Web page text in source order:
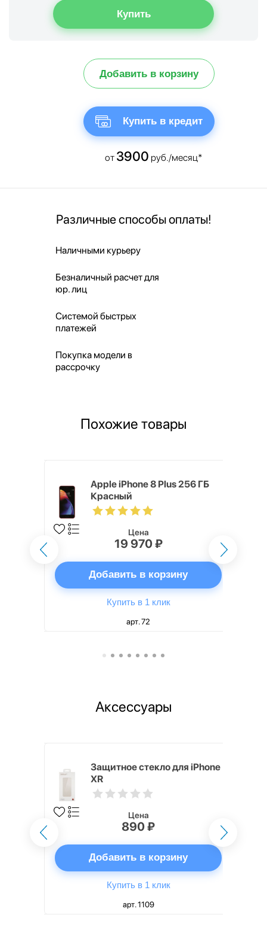
Добавить в корзину
Купить в кредит
от 3900 руб./месяц*
Различные способы оплаты!
Наличными курьеру
Безналичный расчет для
юр. лиц
Системой быстрых
платежей
Покупка модели в
рассрочку
Похожие товары
Apple iPhone 8 Plus 256 ГБ
Красный
Цена
19 970 ₽
Добавить в корзину
Купить в 1 клик
арт. 72
Аксессуары
Защитное стекло для iPhone
XR
Цена
890 ₽
Добавить в корзину
Купить в 1 клик
арт. 1109